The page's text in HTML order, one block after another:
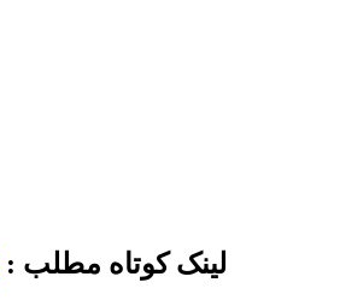
لینک کوتاه مطلب :